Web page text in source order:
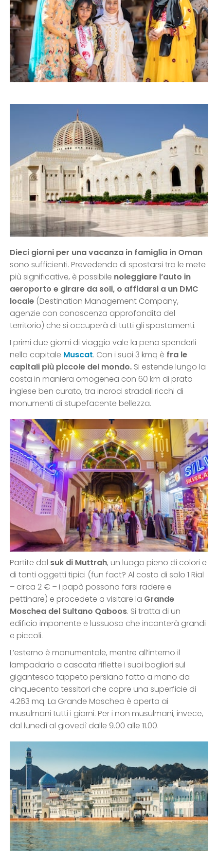
Dieci giorni per una vacanza in famiglia in Oman
sono sufficienti. Prevedendo di spostarsi tra le mete
più significative, è possibile noleggiare l’auto in
aeroporto e girare da soli, o affidarsi a un DMC
locale (Destination Management Company,
agenzie con conoscenza approfondita del
territorio) che si occuperà di tutti gli spostamenti.
I primi due giorni di viaggio vale la pena spenderli
nella capitale Muscat. Con i suoi 3 kmq è fra le
capitali più piccole del mondo. Si estende lungo la
costa in maniera omogenea con 60 km di prato
inglese ben curato, tra incroci stradali ricchi di
monumenti di stupefacente bellezza.
Partite dal suk di Muttrah, un luogo pieno di colori e
di tanti oggetti tipici (fun fact? Al costo di solo 1 Rial
– circa 2 € – i papà possono farsi radere e
pettinare) e procedete a visitare la Grande
Moschea del Sultano Qaboos. Si tratta di un
edificio imponente e lussuoso che incanterà grandi
e piccoli.
L’esterno è monumentale, mentre all’interno il
lampadario a cascata riflette i suoi bagliori sul
gigantesco tappeto persiano fatto a mano da
cinquecento tessitori che copre una superficie di
4.263 mq. La Grande Moschea è aperta ai
musulmani tutti i giorni. Per i non musulmani, invece,
dal lunedì al giovedì dalle 9.00 alle 11.00.